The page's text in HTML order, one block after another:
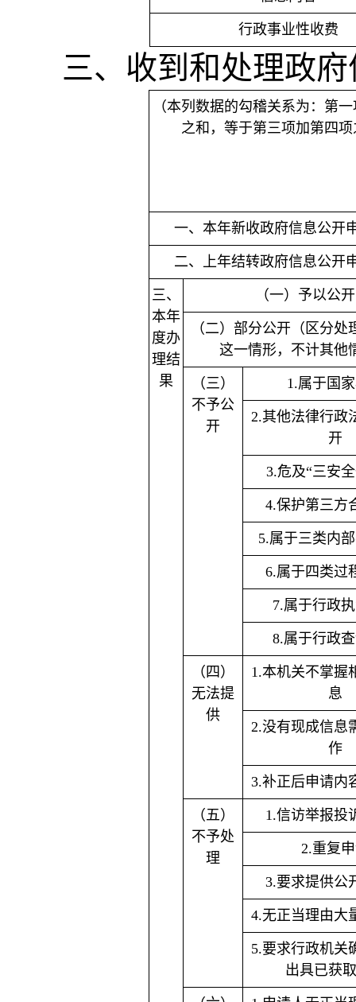
行政事业性收费
三、收到和处理政
（本列数据的勾稽关系为：第
之和，等于第三项加第四
一、本年新收政府信息公开
二、上年结转政府信息公开
三、
本年
度办
理结
果
（一）予以公开
（二）部分公开（区分处
这一情形，不计其他
（三）
不予公
开
1.属于国
2.其他法律行政
开
3.危及“三安
4.保护第三方
5.属于三类内
6.属于四类过
7.属于行政
8.属于行政
（四）
无法提
供
1.本机关不掌握
息
2.没有现成信息
作
3.补正后申请内
（五）
不予处
理
1.信访举报投
2.重复
3.要求提供公
4.无正当理由大
5.要求行政机关
出具已获